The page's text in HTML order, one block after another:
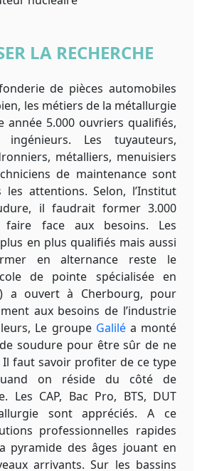
LA RECHERCHE
de pièces automobiles
les métiers de la métallurgie
année 5.000 ouvriers qualifiés,
Les tuyauteurs,
métalliers, menuisiers
de maintenance sont
les attentions. Selon, l’Institut
il faudrait former 3.000
face aux besoins. Les
en plus qualifiés mais aussi
en alternance reste le
de pointe spécialisée en
) a ouvert à Cherbourg, pour
aux besoins de l’industrie
Le groupe Galiléa monté
soudure pour être sûr de ne
Il faut savoir profiter de ce type
on réside du côté de
Les CAP, Bac Pro, BTS, DUT
sont appréciés. A ce
professionnelles rapides
pyramide des âges jouant en
arrivants. Sur les bassins